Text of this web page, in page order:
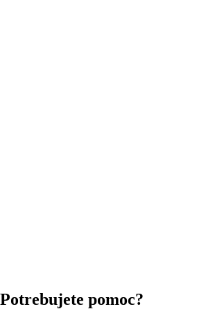
Potrebujete pomoc?